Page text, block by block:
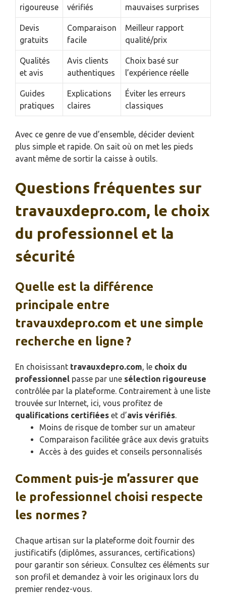
rigoureuse
vérifiés
mauvaises surprises
Devis
gratuits
Comparaison
facile
Meilleur rapport
qualité/prix
Qualités
et avis
Avis clients
authentiques
Choix basé sur
l’expérience réelle
Guides
pratiques
Explications
claires
Éviter les erreurs
classiques
Avec ce genre de vue d’ensemble, décider devient
plus simple et rapide. On sait où on met les pieds
avant même de sortir la caisse à outils.
Questions fréquentes sur
travauxdepro.com, le choix
du professionnel et la
sécurité
Quelle est la différence
principale entre
travauxdepro.com et une simple
recherche en ligne ?
En choisissant travauxdepro.com, le choix du
professionnel passe par une sélection rigoureuse
contrôlée par la plateforme. Contrairement à une liste
trouvée sur Internet, ici, vous profitez de
qualifications certifiées et d’avis vérifiés.
Moins de risque de tomber sur un amateur
Comparaison facilitée grâce aux devis gratuits
Accès à des guides et conseils personnalisés
Comment puis-je m’assurer que
le professionnel choisi respecte
les normes ?
Chaque artisan sur la plateforme doit fournir des
justificatifs (diplômes, assurances, certifications)
pour garantir son sérieux. Consultez ces éléments sur
son profil et demandez à voir les originaux lors du
premier rendez-vous.